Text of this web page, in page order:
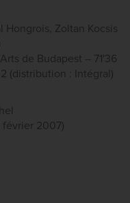
Hongrois, Zoltan Kocsis
de Budapest – 71'36
(distribution : Intégral)
février 2007)